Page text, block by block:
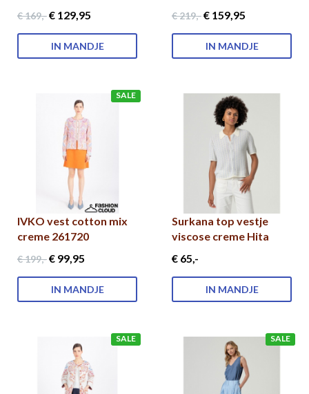
€ 169,-€ 129,95
IN MANDJE
€ 219,-€ 159,95
IN MANDJE
SALE
IVKO vest cotton mix
creme 261720
€ 199,-€ 99,95
IN MANDJE
Surkana top vestje
viscose creme Hita
€ 65,-
IN MANDJE
SALE SALE